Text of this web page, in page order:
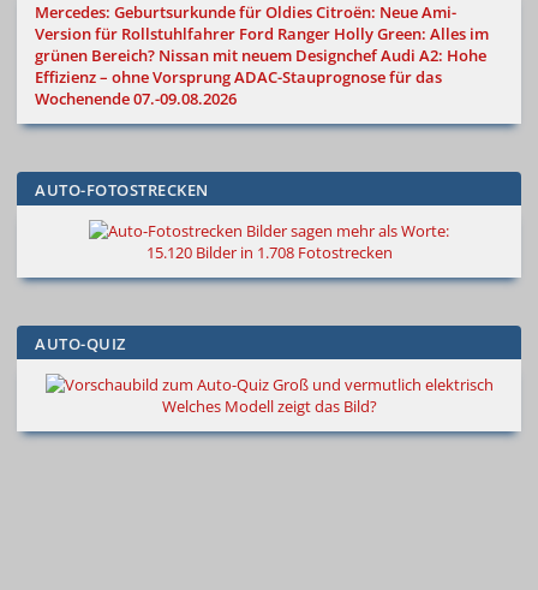
Mercedes: Geburtsurkunde für OldiesCitroën: Neue Ami-
Version für Rollstuhlfahrer Ford Ranger Holly Green: Alles im
grünen Bereich? Nissan mit neuem DesignchefAudi A2: Hohe
Effizienz – ohne VorsprungADAC-Stauprognose für das
Wochenende 07.-09.08.2026
AUTO-FOTOSTRECKEN
Bilder sagen mehr als Worte:
15.120 Bilder in 1.708 Fotostrecken
AUTO-QUIZ
Groß und vermutlich elektrisch
Welches Modell zeigt das Bild?